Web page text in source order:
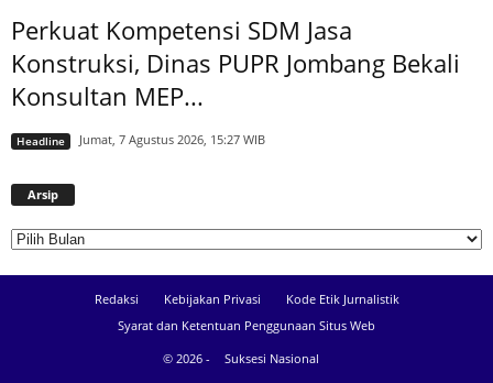
Perkuat Kompetensi SDM Jasa
Konstruksi, Dinas PUPR Jombang Bekali
Konsultan MEP...
Headline Jumat, 7 Agustus 2026, 15:27 WIB
Arsip
Redaksi Kebijakan Privasi
Kode Etik Jurnalistik
Syarat dan Ketentuan Penggunaan Situs Web
© 2026 -
Suksesi Nasional